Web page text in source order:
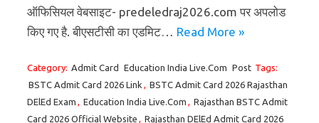
ऑफिसियल वेबसाइट- predeledraj2026.com पर अपलोड
किए गए है. बीएसटीसी का एडमिट… Read More »
Category: Admit Card Education India Live.Com Post Tags:
BSTC Admit Card 2026 Link , BSTC Admit Card 2026 Rajasthan
DElEd Exam , Education India Live.Com , Rajasthan BSTC Admit
Card 2026 Official Website , Rajasthan DElEd Admit Card 2026